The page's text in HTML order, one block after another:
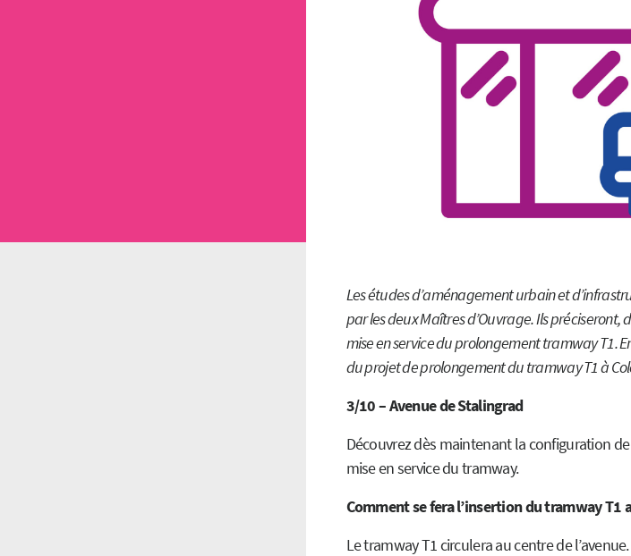
Les études d’aménagement urbain et
par les deux Maîtres d’Ouvrage. Ils
mise en service du prolongement tramway T1.
du projet de prolongement du tramway T1 à
3/10 – Avenue de Stalingrad
Découvrez dès maintenant la configuration
mise en service du tramway.
Comment se fera l’insertion du tramway T1
Le tramway T1 circulera au centre de